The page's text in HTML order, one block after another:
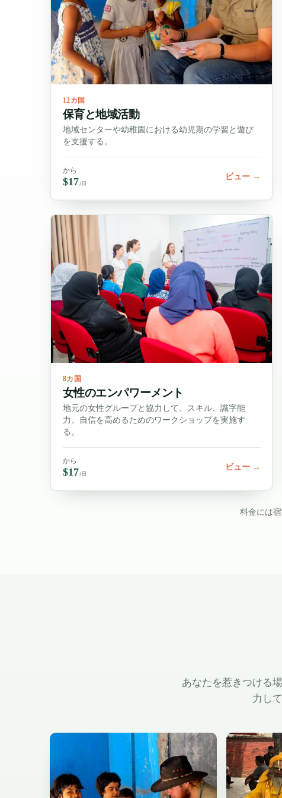
12カ国
保育と地域活動
地域センターや幼稚園における幼児期の学習と遊び
を支援する。
から
$17/日
ビュー →
8カ国
女性のエンパワーメント
地元の女性グループと協力して、スキル、識字能
力、自信を高めるためのワークショップを実施す
る。
から
$17/日
ビュー →
料金には
あなたを惹きつける
力し